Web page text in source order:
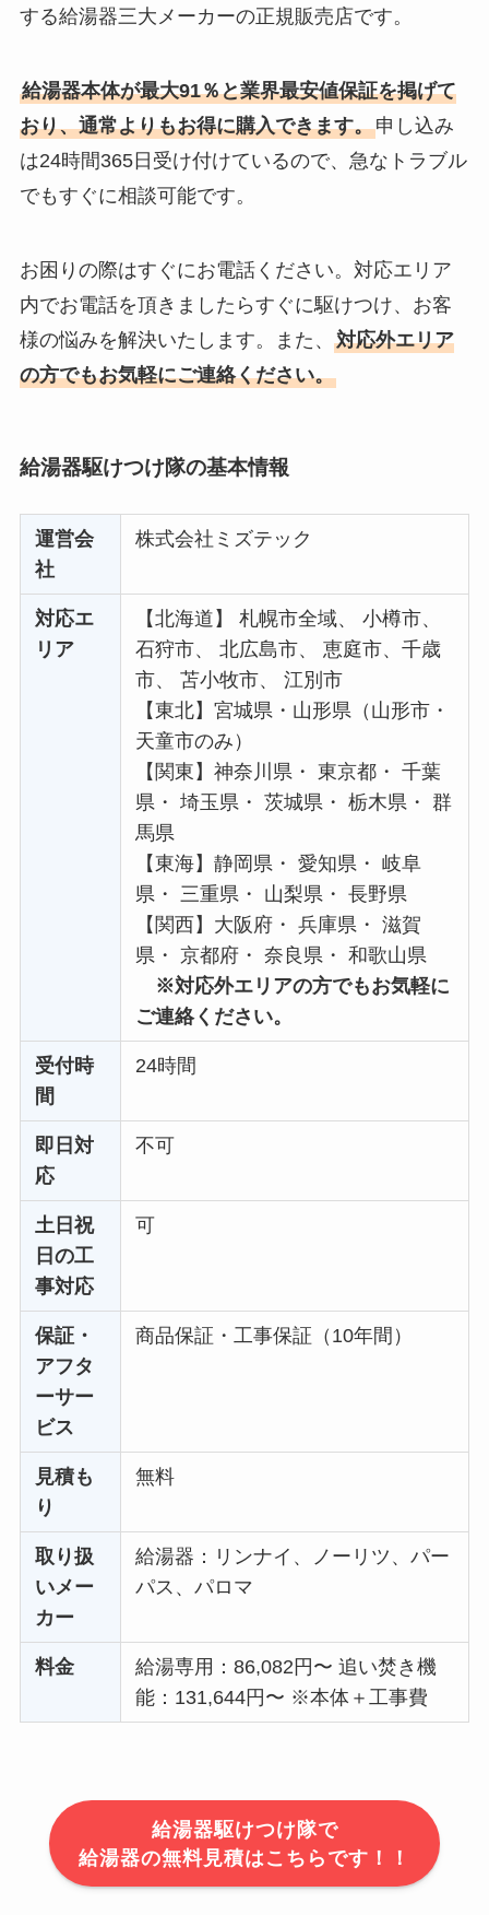
する給湯器三大メーカーの正規販売店です。
給湯器本体が最大91％と業界最安値保証を掲げて
おり、通常よりもお得に購入できます。申し込み
は24時間365日受け付けているので、急なトラブル
でもすぐに相談可能です。
お困りの際はすぐにお電話ください。対応エリア
内でお電話を頂きましたらすぐに駆けつけ、お客
様の悩みを解決いたします。また、 対応外エリア
の方でもお気軽にご連絡ください。
給湯器駆けつけ隊の基本情報
運営会
社
株式会社ミズテック
対応エ
リア
【北海道】 札幌市全域、 小樽市、
石狩市、 北広島市、 恵庭市、千歳
市、 苫小牧市、 江別市
【東北】宮城県・山形県（山形市・
天童市のみ）
【関東】神奈川県・ 東京都・ 千葉
県・ 埼玉県・ 茨城県・ 栃木県・ 群
馬県
【東海】静岡県・ 愛知県・ 岐阜
県・ 三重県・ 山梨県・ 長野県
【関西】大阪府・ 兵庫県・ 滋賀
県・ 京都府・ 奈良県・ 和歌山県
※対応外エリアの方でもお気軽に
ご連絡ください。
受付時
間
24時間
即日対
応
不可
土日祝
日の工
事対応
可
保証・
アフタ
ーサー
ビス
商品保証・工事保証（10年間）
見積も
り
無料
取り扱
いメー
カー
給湯器：リンナイ、ノーリツ、パー
パス、パロマ
料金
給湯専用：86,082円〜 追い焚き機
能：131,644円〜 ※本体＋工事費
給湯器駆けつけ隊で
給湯器の無料見積はこちらです！！